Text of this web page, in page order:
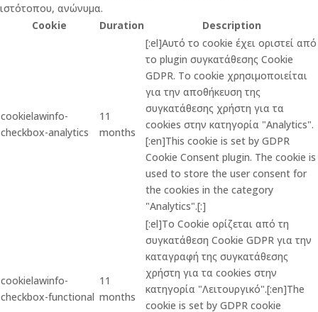
ιστότοπου, ανώνυμα.
Cookie
Duration Description
cookielawinfo-
checkbox-analytics
11
months
[:el]Αυτό το cookie έχει οριστεί από
το plugin συγκατάθεσης Cookie
GDPR. Το cookie χρησιμοποιείται
για την αποθήκευση της
συγκατάθεσης χρήστη για τα
cookies στην κατηγορία "Analytics".
[:en]This cookie is set by GDPR
Cookie Consent plugin. The cookie is
used to store the user consent for
the cookies in the category
"Analytics".[:]
cookielawinfo-
checkbox-functional
11
months
[:el]Το Cookie ορίζεται από τη
συγκατάθεση Cookie GDPR για την
καταγραφή της συγκατάθεσης
χρήστη για τα cookies στην
κατηγορία "Λειτουργικό".[:en]The
cookie is set by GDPR cookie